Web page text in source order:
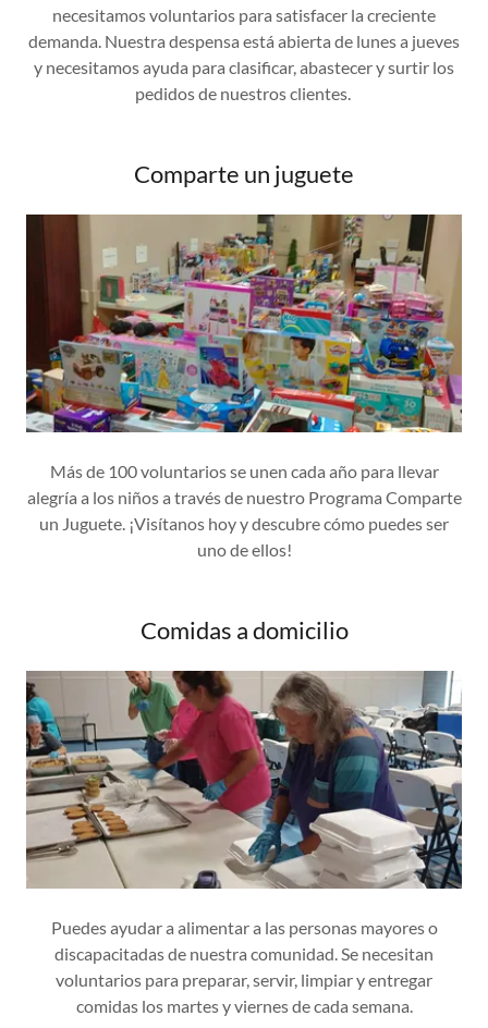
necesitamos voluntarios para satisfacer la creciente
demanda. Nuestra despensa está abierta de lunes a jueves
y necesitamos ayuda para clasificar, abastecer y surtir los
pedidos de nuestros clientes.
Comparte un juguete
Más de 100 voluntarios se unen cada año para llevar
alegría a los niños a través de nuestro Programa Comparte
un Juguete. ¡Visítanos hoy y descubre cómo puedes ser
uno de ellos!
Comidas a domicilio
Puedes ayudar a alimentar a las personas mayores o
discapacitadas de nuestra comunidad. Se necesitan
voluntarios para preparar, servir, limpiar y entregar
comidas los martes y viernes de cada semana.